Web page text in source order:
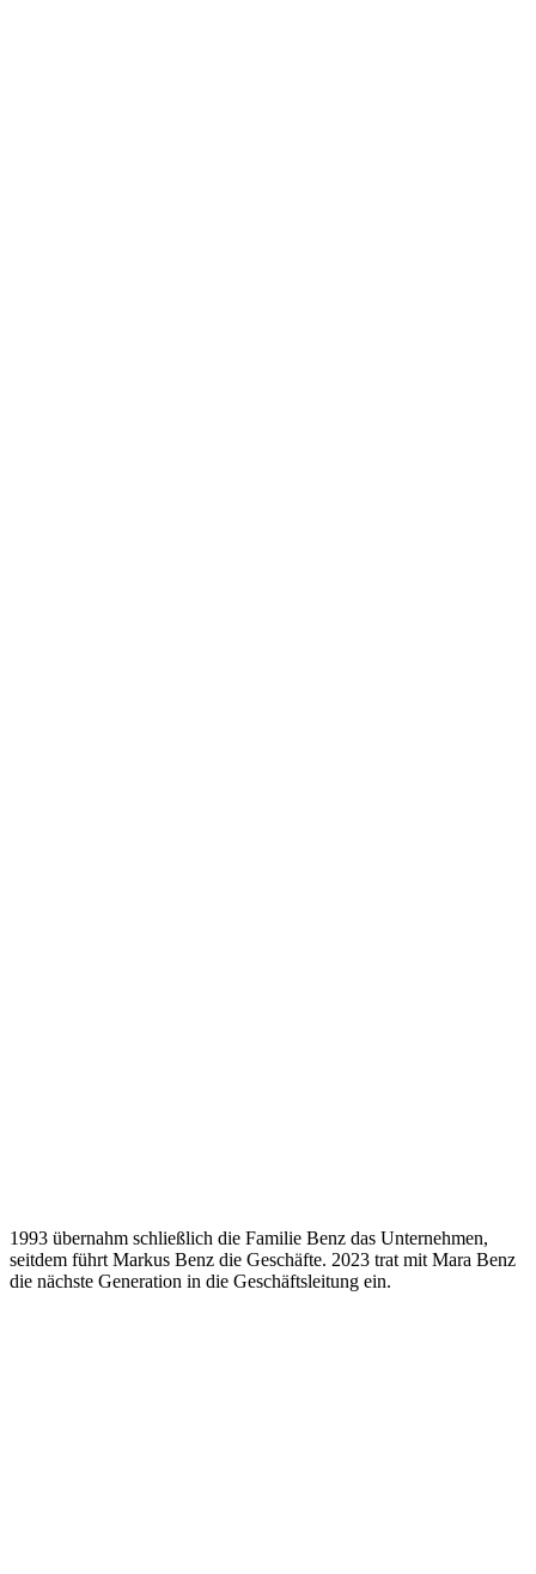
1993 übernahm schließlich die Familie Benz das Unternehmen,
seitdem führt Markus Benz die Geschäfte. 2023 trat mit Mara Benz
die nächste Generation in die Geschäftsleitung ein.